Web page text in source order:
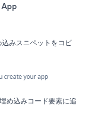
App
みスニペットをコピ
create your app
込みコード要素に追